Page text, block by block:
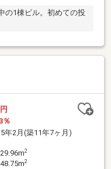
の1棟ビル。初めての投
％
年2月(築11年7ヶ月)
2
2